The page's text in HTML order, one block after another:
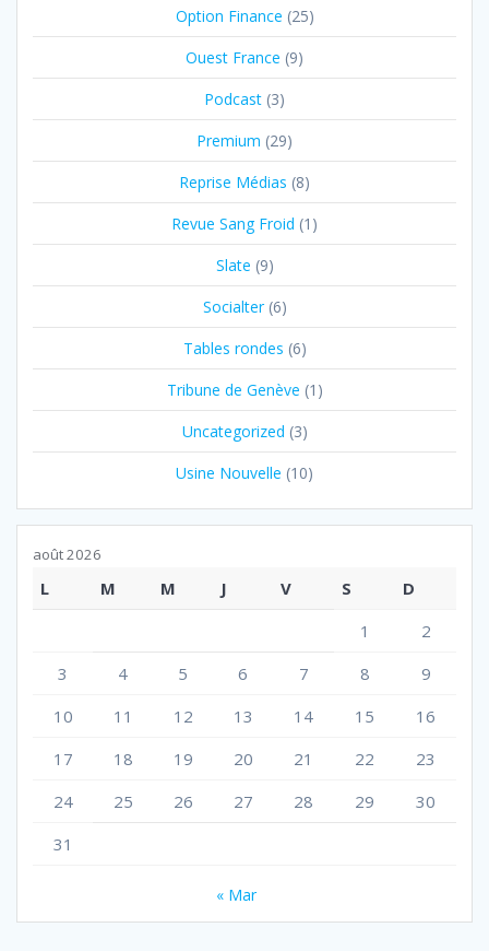
Option Finance (25)
Ouest France (9)
Podcast (3)
Premium (29)
Reprise Médias (8)
Revue Sang Froid (1)
Slate (9)
Socialter(6)
Tables rondes (6)
Tribune de Genève (1)
Uncategorized (3)
Usine Nouvelle (10)
août 2026
L M M J V S
D
1
2
3
4 5 6 7 8
9
10
11 12 13 14 15
16
17
18 19 20 21 22
23
24
25 26 27 28 29
30
31
« Mar